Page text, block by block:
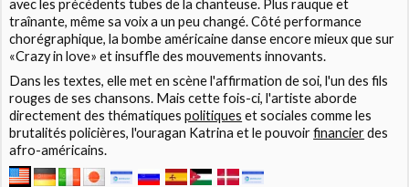
avec les précédents tubes de la chanteuse. Plus rauque et
traînante, même sa voix a un peu changé. Côté performance
chorégraphique, la bombe américaine danse encore mieux que sur
«Crazy in love» et insuffle des mouvements innovants.
Dans les textes, elle met en scène l'affirmation de soi, l'un des fils
rouges de ses chansons. Mais cette fois-ci, l'artiste aborde
directement des thématiquespolitiques et sociales comme les
brutalités policières, l'ouragan Katrina et le pouvoirfinancierdes
afro-américains.